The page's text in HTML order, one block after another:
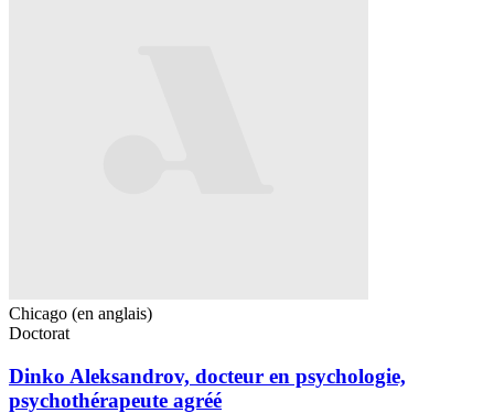
Chicago (en anglais)
Doctorat
Dinko Aleksandrov, docteur en psychologie,
psychothérapeute agréé